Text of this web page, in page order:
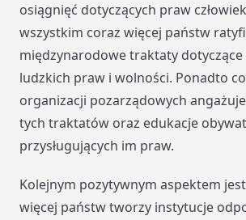
osiągnięć dotyczących praw
wszystkim coraz więcej państw
międzynarodowe traktaty
ludzkich praw i wolności. Ponadto
organizacji pozarządowych
tych traktatów oraz edukacje
przysługujących im praw.
Kolejnym pozytywnym aspektem
więcej państw tworzy instytucje